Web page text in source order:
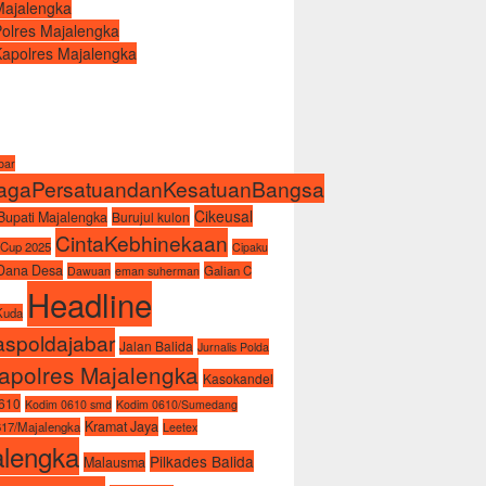
Majalengka
Majalengka
Majalengka Burujul kulon Cikeusal
2025 CintaKebhinekaan Cipaku
Desa Dawuan eman suherman Galian C
Headline
Jalan Balida Jurnalis Polda
Majalengka Kasokandel
Kodim 0610 smd Kodim 0610/Sumedang
Majalengka Kramat Jaya Leetex
Malausma Pilkades Balida